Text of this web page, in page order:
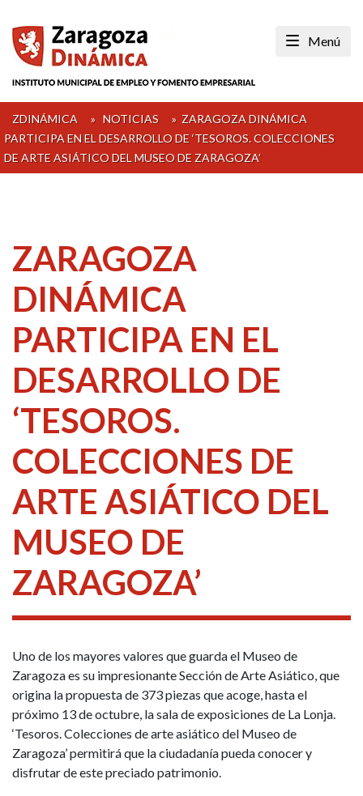
content
Menú
ZDINÁMICA » NOTICIAS » ZARAGOZA DINÁMICA
PARTICIPA EN EL DESARROLLO DE ‘TESOROS. COLECCIONES
DE ARTE ASIÁTICO DEL MUSEO DE ZARAGOZA’
ZARAGOZA
DINÁMICA
PARTICIPA EN EL
DESARROLLO DE
‘TESOROS.
COLECCIONES DE
ARTE ASIÁTICO DEL
MUSEO DE
ZARAGOZA’
Uno de los mayores valores que guarda el Museo de
Zaragoza es su impresionante Sección de Arte Asiático, que
origina la propuesta de 373 piezas que acoge, hasta el
próximo 13 de octubre, la sala de exposiciones de La Lonja.
‘Tesoros. Colecciones de arte asiático del Museo de
Zaragoza’ permitirá que la ciudadanía pueda conocer y
disfrutar de este preciado patrimonio.